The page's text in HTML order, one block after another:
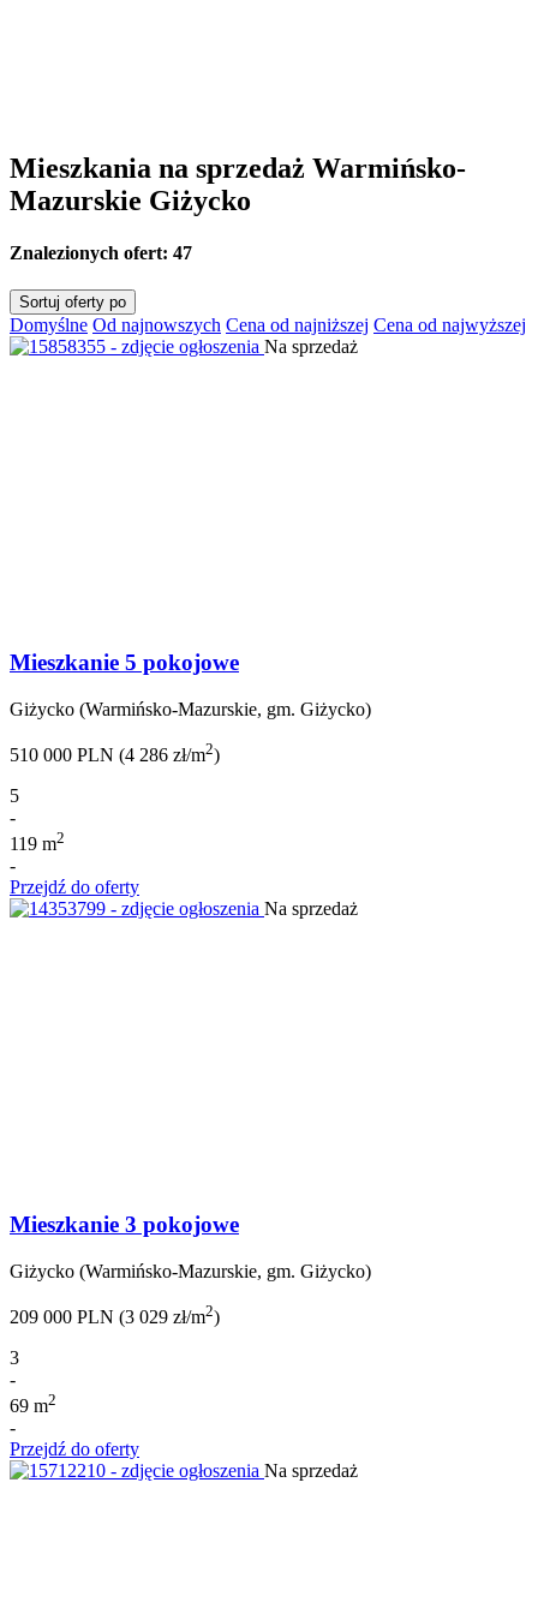
Mieszkania na sprzedaż Warmińsko-
Mazurskie Giżycko
Znalezionych ofert: 47
Sortuj oferty po
Domyślne Od najnowszych Cena od najniższej Cena od najwyższej
Na sprzedaż
Mieszkanie 5 pokojowe
Giżycko (Warmińsko-Mazurskie, gm. Giżycko)
510 000 PLN (4 286 zł/m2)
5
-
119 m2
-
Przejdź do oferty
Na sprzedaż
Mieszkanie 3 pokojowe
Giżycko (Warmińsko-Mazurskie, gm. Giżycko)
209 000 PLN (3 029 zł/m2)
3
-
69 m2
-
Przejdź do oferty
Na sprzedaż